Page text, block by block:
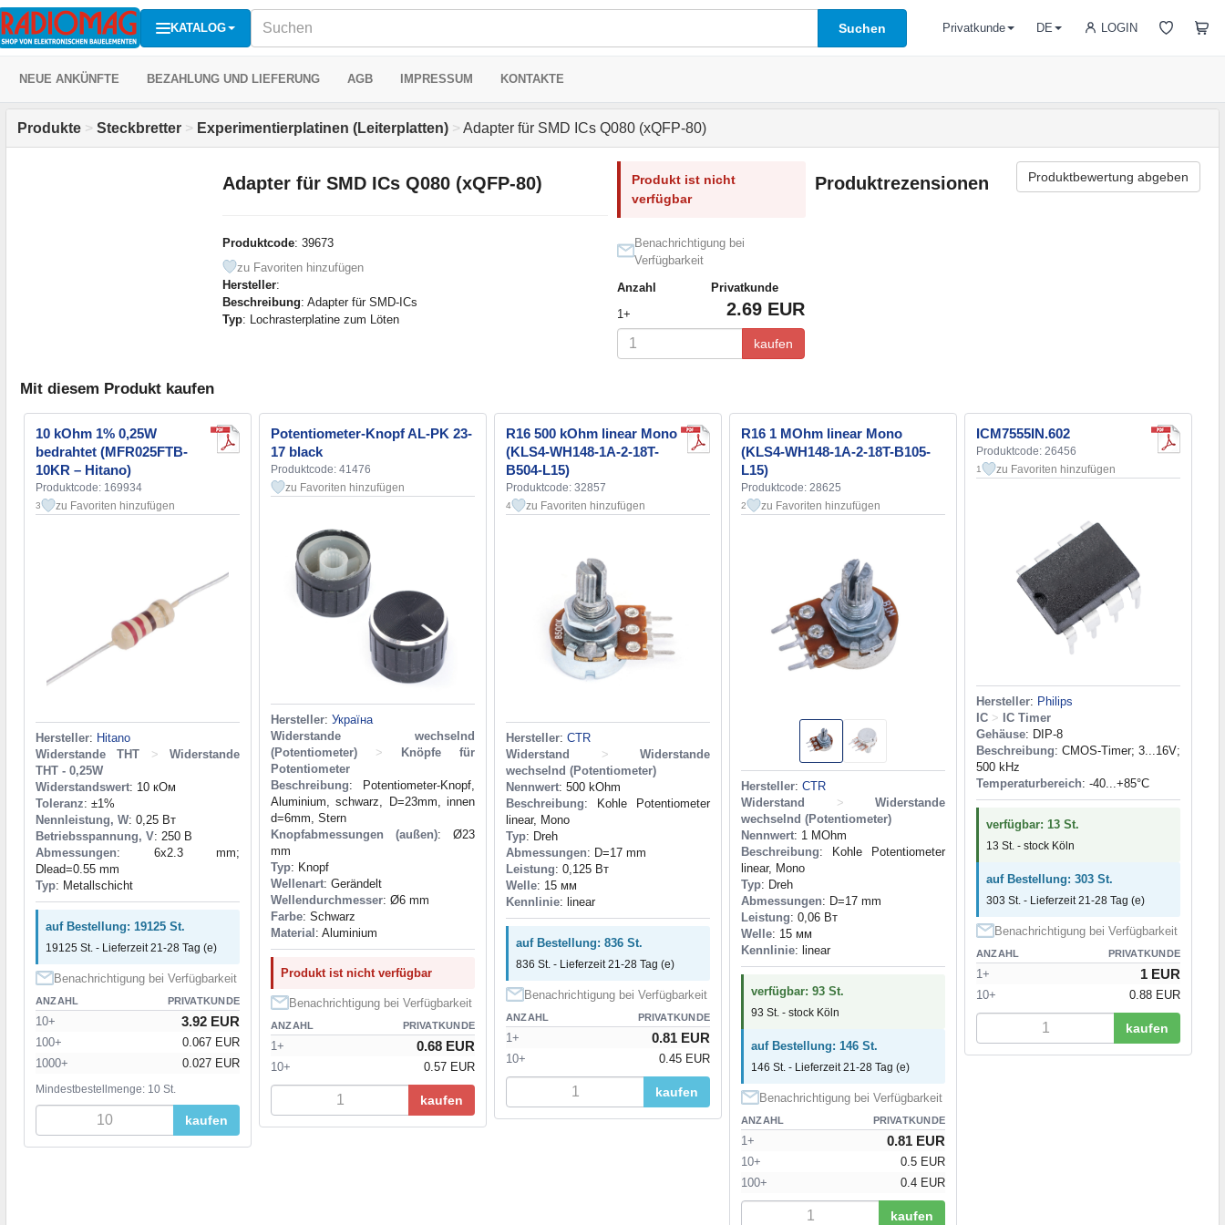
KATALOG Suchen LOGIN
Privatkunde DE
NEUE ANKÜNFTE BEZAHLUNG UND LIEFERUNG AGB IMPRESSUM KONTAKTE
Produkte > Steckbretter > Experimentierplatinen (Leiterplatten) > Adapter für SMD ICs Q080 (xQFP-80)
Adapter für SMD ICs Q080 (xQFP-80)
Produktcode: 39673
zu Favoriten hinzufügen
Hersteller:
Beschreibung: Adapter für SMD-ICs
Typ: Lochrasterplatine zum Löten
Produkt ist nicht
verfügbar
Benachrichtigung bei
Verfügbarkeit
Anzahl
Privatkunde
1+
2.69 EUR
kaufen
Produktrezensionen Produktbewertung abgeben
Mit diesem Produkt kaufen
10 kOhm 1% 0,25W
bedrahtet (MFR025FTB-
10KR – Hitano)
Produktcode: 169934
3 zu Favoriten hinzufügen
Hersteller: Hitano
Widerstande THT
>
Widerstande
THT - 0,25W
Widerstandswert: 10 кОм
Toleranz: ±1%
Nennleistung, W: 0,25 Вт
Betriebsspannung, V: 250 В
Abmessungen: 6x2.3 mm;
Dlead=0.55 mm
Typ: Metallschicht
auf Bestellung: 19125 St.
19125 St. - Lieferzeit 21-28 Tag (e)
Benachrichtigung bei Verfügbarkeit
ANZAHL PRIVATKUNDE
10+ 3.92 EUR
100+
0.067 EUR
1000+
0.027 EUR
Mindestbestellmenge: 10 St.
kaufen
Potentiometer-Knopf AL-PK 23-
17 black
Produktcode: 41476
zu Favoriten hinzufügen
Hersteller: Україна
Widerstande wechselnd
(Potentiometer)
>
Knöpfe für
Potentiometer
Beschreibung: Potentiometer-Knopf,
Aluminium, schwarz, D=23mm, innen
d=6mm, Stern
Knopfabmessungen (außen): Ø23
mm
Typ: Knopf
Wellenart: Gerändelt
Wellendurchmesser: Ø6 mm
Farbe: Schwarz
Material : Aluminium
Produkt ist nicht verfügbar
Benachrichtigung bei Verfügbarkeit
ANZAHL PRIVATKUNDE
1+ 0.68 EUR
10+ 0.57 EUR
kaufen
R16 500 kOhm linear Mono
(KLS4-WH148-1A-2-18T-
B504-L15)
Produktcode: 32857
4 zu Favoriten hinzufügen
Hersteller: CTR
Widerstand
>
Widerstande
wechselnd (Potentiometer)
Nennwert: 500 kOhm
Beschreibung: Kohle Potentiometer
linear, Mono
Typ: Dreh
Abmessungen: D=17 mm
Leistung: 0,125 Вт
Welle: 15 мм
Kennlinie: linear
auf Bestellung: 836 St.
836 St. - Lieferzeit 21-28 Tag (e)
Benachrichtigung bei Verfügbarkeit
ANZAHL PRIVATKUNDE
1+ 0.81 EUR
10+ 0.45 EUR
kaufen
R16 1 MOhm linear Mono
(KLS4-WH148-1A-2-18T-B105-
L15)
Produktcode: 28625
2 zu Favoriten hinzufügen
Hersteller: CTR
Widerstand
>
Widerstande
wechselnd (Potentiometer)
Nennwert: 1 MOhm
Beschreibung: Kohle Potentiometer
linear, Mono
Typ: Dreh
Abmessungen: D=17 mm
Leistung: 0,06 Вт
Welle: 15 мм
Kennlinie: linear
verfügbar: 93 St.
93 St. - stock Köln
auf Bestellung: 146 St.
146 St. - Lieferzeit 21-28 Tag (e)
Benachrichtigung bei Verfügbarkeit
ANZAHL PRIVATKUNDE
1+ 0.81 EUR
10+
0.5 EUR
100+
0.4 EUR
kaufen
ICM7555IN.602
Produktcode: 26456
1 zu Favoriten hinzufügen
Hersteller: Philips
IC > IC Timer
Gehäuse: DIP-8
Beschreibung: CMOS-Timer; 3...16V;
500 kHz
Temperaturbereich: -40...+85°C
verfügbar: 13 St.
13 St. - stock Köln
auf Bestellung: 303 St.
303 St. - Lieferzeit 21-28 Tag (e)
Benachrichtigung bei Verfügbarkeit
ANZAHL PRIVATKUNDE
1+ 1 EUR
10+ 0.88 EUR
kaufen